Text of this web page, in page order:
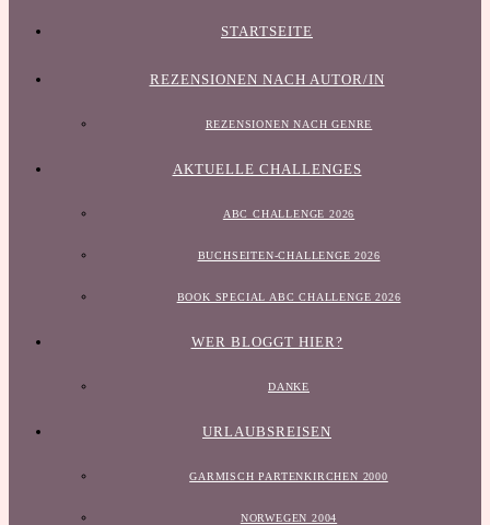
STARTSEITE
REZENSIONEN NACH AUTOR/IN
REZENSIONEN NACH GENRE
AKTUELLE CHALLENGES
ABC CHALLENGE 2026
BUCHSEITEN-CHALLENGE 2026
BOOK SPECIAL ABC CHALLENGE 2026
WER BLOGGT HIER?
DANKE
URLAUBSREISEN
GARMISCH PARTENKIRCHEN 2000
NORWEGEN 2004